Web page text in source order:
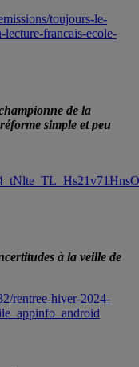
toujours-le-
lecture-francais-ecole-
de la
simple et peu
à la veille de
rentree-hiver-2024-